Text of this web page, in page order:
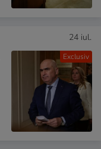
Exclusiv
24 iul.